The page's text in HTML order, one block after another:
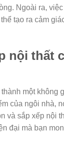
Ngoài ra,
tạo ra cảm
nội thất
một không
của ngôi nhà,
và sắp xếp nội
đại mà bạn